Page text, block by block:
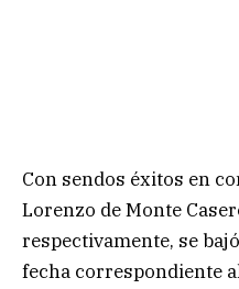
Con sendos éxitos en
Lorenzo de Monte
respectivamente, se
fecha correspondiente